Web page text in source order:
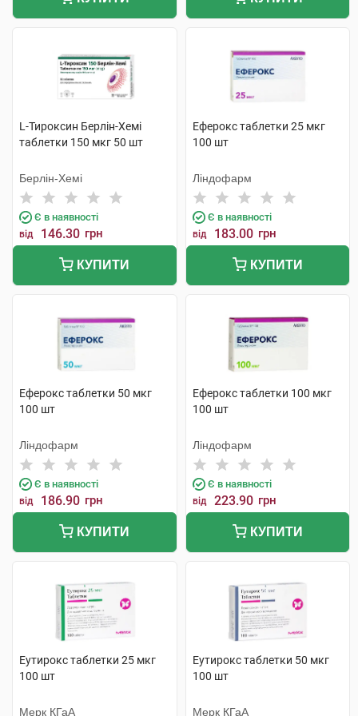
L-Тироксин Берлін-Хемі
таблетки 150 мкг 50 шт
Берлін-Хемі
Є в наявності
від 146.30 грн
КУПИТИ
Еферокс таблетки 25 мкг
100 шт
Ліндофарм
Є в наявності
від 183.00 грн
КУПИТИ
Еферокс таблетки 50 мкг
100 шт
Ліндофарм
Є в наявності
від 186.90 грн
КУПИТИ
Еферокс таблетки 100 мкг
100 шт
Ліндофарм
Є в наявності
від 223.90 грн
КУПИТИ
Еутирокс таблетки 25 мкг
100 шт
Мерк КГаА
Еутирокс таблетки 50 мкг
100 шт
Мерк КГаА